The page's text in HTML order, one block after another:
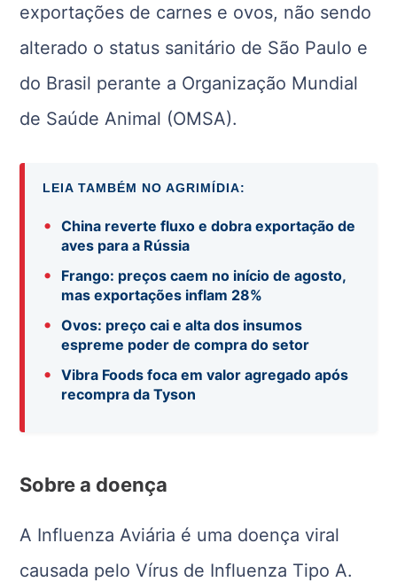
exportações de carnes e ovos, não sendo
alterado o status sanitário de São Paulo e
do Brasil perante a Organização Mundial
de Saúde Animal (OMSA).
LEIA TAMBÉM NO AGRIMÍDIA:
•
China reverte fluxo e dobra exportação de
aves para a Rússia
•
Frango: preços caem no início de agosto,
mas exportações inflam 28%
•
Ovos: preço cai e alta dos insumos
espreme poder de compra do setor
•
Vibra Foods foca em valor agregado após
recompra da Tyson
Sobre a doença
A Influenza Aviária é uma doença viral
causada pelo Vírus de Influenza Tipo A.